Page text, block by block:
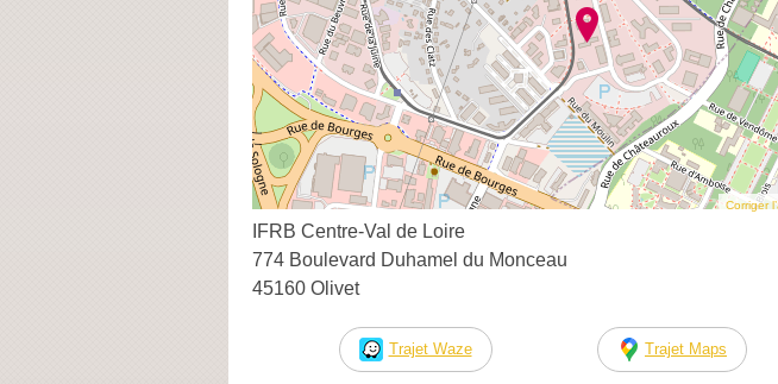
Corriger
IFRB Centre-Val de Loire
774 Boulevard Duhamel du Monceau
45160 Olivet
Trajet Waze Trajet Maps